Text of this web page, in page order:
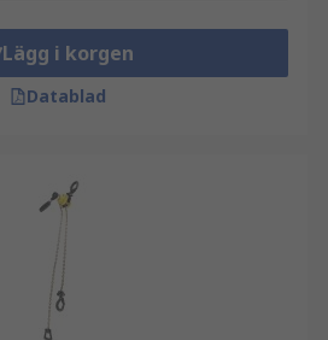
Lägg i korgen
Datablad